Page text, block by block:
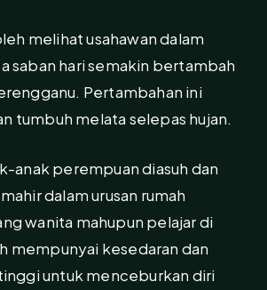
melihat usahawan dalam
saban hari semakin bertambah
Pertambahan ini
tumbuh melata selepas hujan.
anak perempuan diasuh dan
dalam urusan rumah
wanita mahupun pelajar di
mempunyai kesedaran dan
untuk menceburkan diri